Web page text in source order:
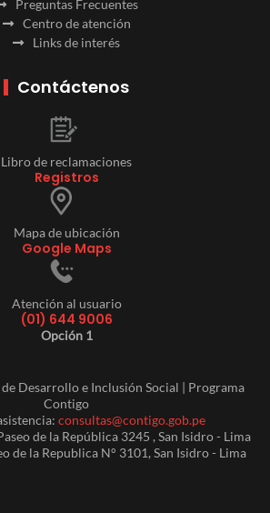
Preguntas Frecuentes
Centro de atención
Links de interés
Contáctenos
Libro de reclamaciones
Registros
Mapa de ubicación
Google Maps
Atención al usuario
(01) 644 9006
Opción 1
Desarrollo e Inclusión Social | Programa
Contigo
consultas@contigo.gob.pe
de la República 3245 , San Isidro - Lima
de la Republica N° 3101, San Isidro - Lima